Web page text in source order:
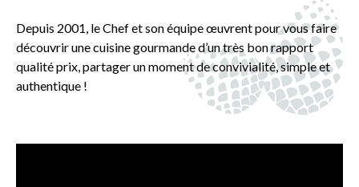
Depuis 2001, le Chef et son équipe œuvrent pour vous faire
découvrir une cuisine gourmande d’un très bon rapport
qualité prix, partager un moment de convivialité, simple et
authentique !